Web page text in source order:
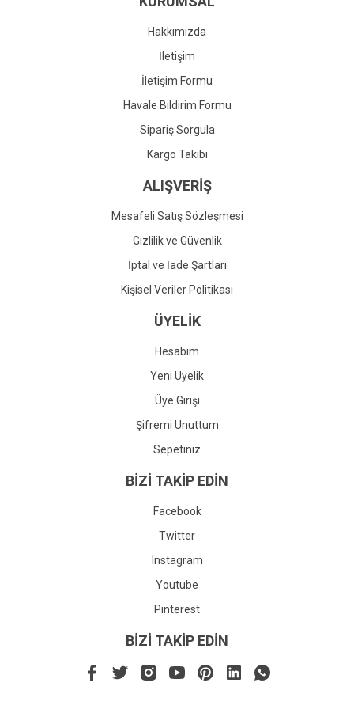
Gönder
Hakkımızda
İletişim
İletişim Formu
Havale Bildirim Formu
Sipariş Sorgula
Kargo Takibi
ALIŞVERİŞ
Mesafeli Satış Sözleşmesi
Gizlilik ve Güvenlik
İptal ve İade Şartları
Kişisel Veriler Politikası
ÜYELİK
Hesabım
Yeni Üyelik
Üye Girişi
Şifremi Unuttum
Sepetiniz
BİZİ TAKİP EDİN
Facebook
Twitter
Instagram
Youtube
Pinterest
BİZİ TAKİP EDİN